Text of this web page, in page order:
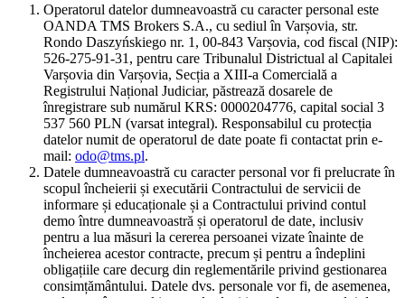
Operatorul datelor dumneavoastră cu caracter personal este
OANDA TMS Brokers S.A., cu sediul în Varșovia, str.
Rondo Daszyńskiego nr. 1, 00-843 Varșovia, cod fiscal (NIP):
526-275-91-31, pentru care Tribunalul Districtual al Capitalei
Varșovia din Varșovia, Secția a XIII-a Comercială a
Registrului Național Judiciar, păstrează dosarele de
înregistrare sub numărul KRS: 0000204776, capital social 3
537 560 PLN (varsat integral). Responsabilul cu protecția
datelor numit de operatorul de date poate fi contactat prin e-
mail: odo@tms.pl.
Datele dumneavoastră cu caracter personal vor fi prelucrate în
scopul încheierii și executării Contractului de servicii de
informare și educaționale și a Contractului privind contul
demo între dumneavoastră și operatorul de date, inclusiv
pentru a lua măsuri la cererea persoanei vizate înainte de
încheierea acestor contracte, precum și pentru a îndeplini
obligațiile care decurg din reglementările privind gestionarea
consimțământului. Datele dvs. personale vor fi, de asemenea,